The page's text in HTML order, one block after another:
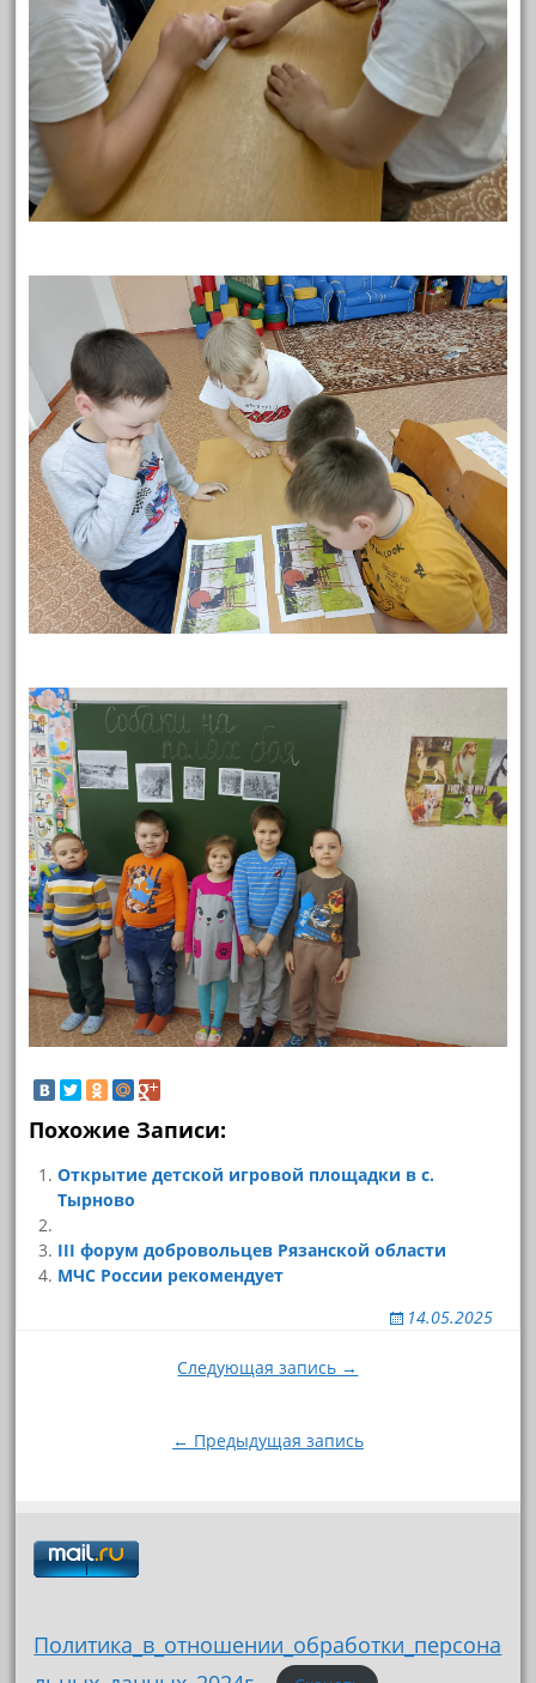
Похожие Записи:
Открытие детской игровой площадки в с.
Тырново
III форум добровольцев Рязанской области
МЧС России рекомендует
14.05.2025
Следующая запись →
← Предыдущая запись
Политика_в_отношении_обработки_персона